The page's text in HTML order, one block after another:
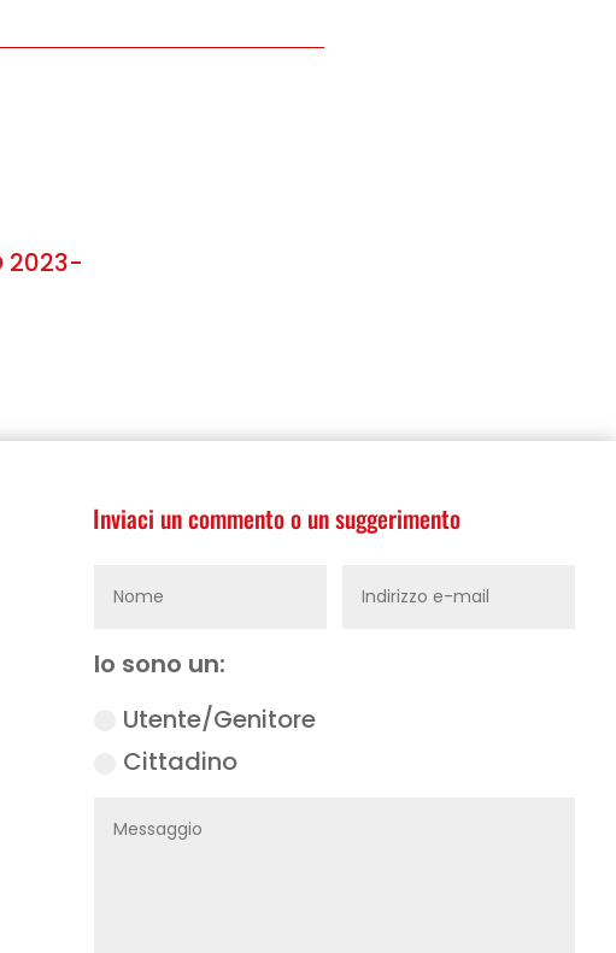
2023-
Inviaci un commento o un suggerimento
Io sono un:
Utente/Genitore
Cittadino